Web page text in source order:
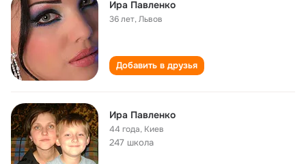
Ира Павленко
36 лет,Львов
Добавить в друзья
Ира Павленко
44 года, Киев
247 школа